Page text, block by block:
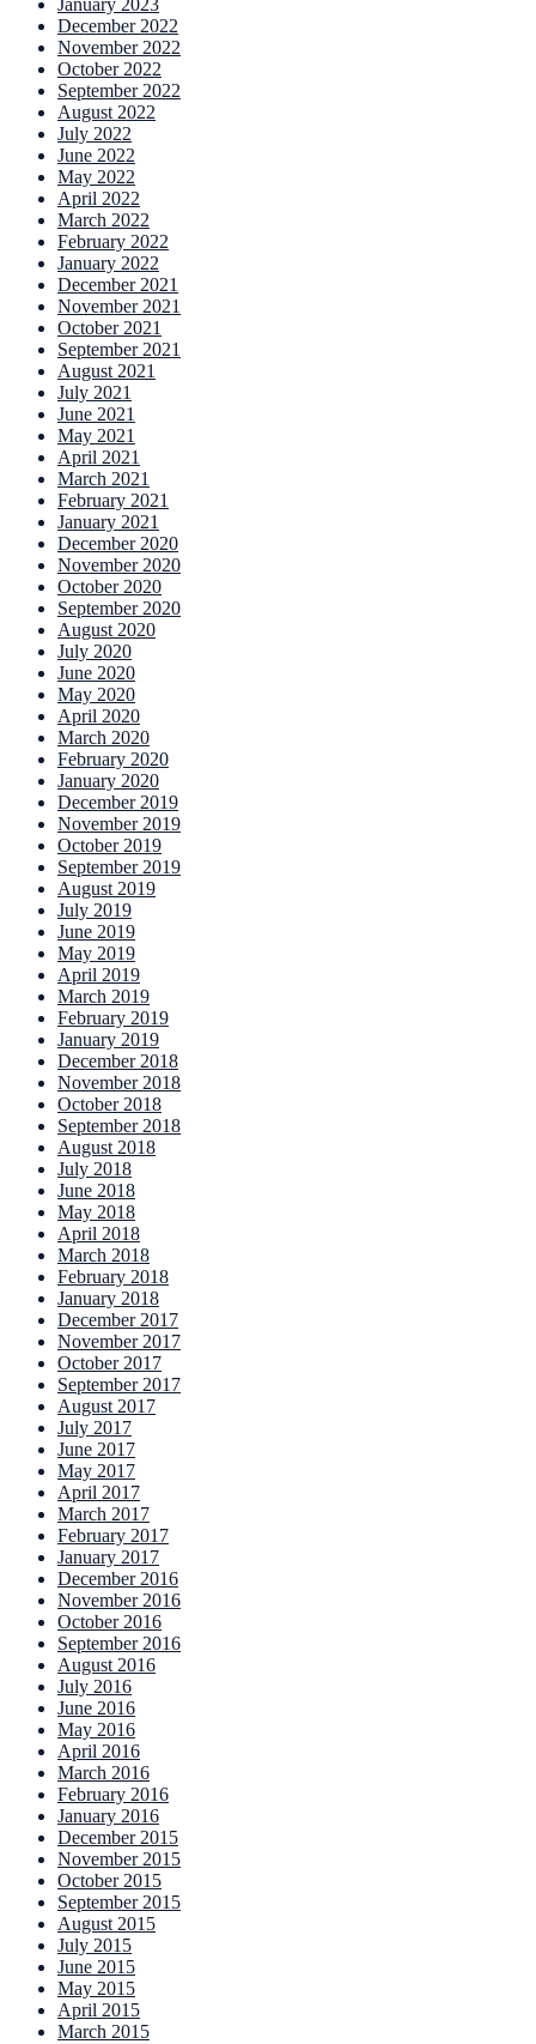
January 2023
December 2022
November 2022
October 2022
September 2022
August 2022
July 2022
June 2022
May 2022
April 2022
March 2022
February 2022
January 2022
December 2021
November 2021
October 2021
September 2021
August 2021
July 2021
June 2021
May 2021
April 2021
March 2021
February 2021
January 2021
December 2020
November 2020
October 2020
September 2020
August 2020
July 2020
June 2020
May 2020
April 2020
March 2020
February 2020
January 2020
December 2019
November 2019
October 2019
September 2019
August 2019
July 2019
June 2019
May 2019
April 2019
March 2019
February 2019
January 2019
December 2018
November 2018
October 2018
September 2018
August 2018
July 2018
June 2018
May 2018
April 2018
March 2018
February 2018
January 2018
December 2017
November 2017
October 2017
September 2017
August 2017
July 2017
June 2017
May 2017
April 2017
March 2017
February 2017
January 2017
December 2016
November 2016
October 2016
September 2016
August 2016
July 2016
June 2016
May 2016
April 2016
March 2016
February 2016
January 2016
December 2015
November 2015
October 2015
September 2015
August 2015
July 2015
June 2015
May 2015
April 2015
March 2015